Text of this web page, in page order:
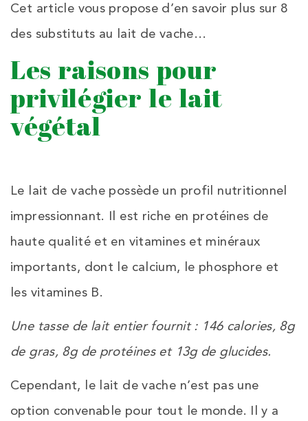
Cet article vous propose d’en savoir plus sur 8
des substituts au lait de vache…
Les raisons pour
privilégier le lait
végétal
Le lait de vache possède un profil nutritionnel
impressionnant. Il est riche en protéines de
haute qualité et en vitamines et minéraux
importants, dont le calcium, le phosphore et
les vitamines B.
Une tasse de lait entier fournit : 146 calories, 8g
de gras, 8g de protéines et 13g de glucides.
Cependant, le lait de vache n’est pas une
option convenable pour tout le monde. Il y a